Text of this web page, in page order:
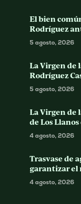
El bien
Rodríguez
5 agosto, 2026
La Virgen de
Rodríguez
5 agosto, 2026
La Virgen de
de Los
4 agosto, 2026
Trasvase de
garantizar el
4 agosto, 2026